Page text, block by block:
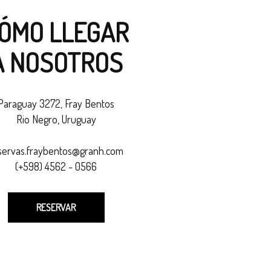
LLEGAR
NOSOTROS
3272, Fray Bentos
Rio Negro, Uruguay
(+598) 4562 - 0566
RESERVAR